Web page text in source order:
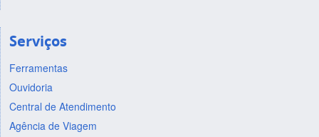
Serviços
Ferramentas
Ouvidoria
Central de Atendimento
Agência de Viagem